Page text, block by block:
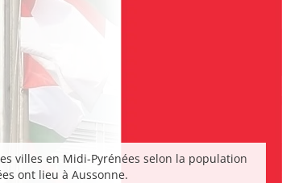
villes en Midi-Pyrénées selon la population
ont lieu à Aussonne.